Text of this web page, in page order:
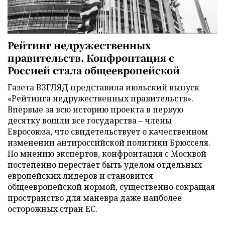
Рейтинг недружественных
правительств. Конфронтация с
Россией стала общеевропейской
Газета ВЗГЛЯД представила июльский выпуск
«Рейтинга недружественных правительств».
Впервые за всю историю проекта в первую
десятку вошли все государства – члены
Евросоюза, что свидетельствует о качественном
изменении антироссийской политики Брюсселя.
По мнению экспертов, конфронтация с Москвой
постепенно перестает быть уделом отдельных
европейских лидеров и становится
общеевропейской нормой, существенно сокращая
пространство для маневра даже наиболее
осторожных стран ЕС.